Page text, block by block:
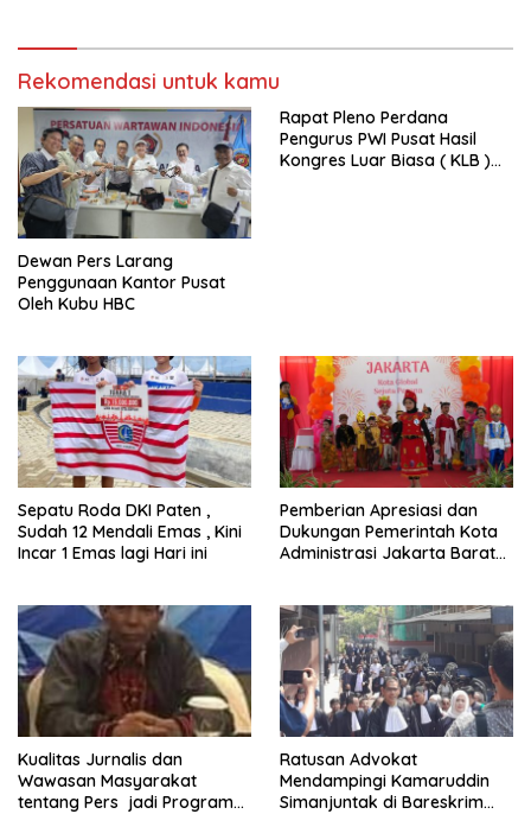
Rekomendasi untuk kamu
Dewan Pers Larang
Penggunaan Kantor Pusat
Oleh Kubu HBC
Rapat Pleno Perdana
Pengurus PWI Pusat Hasil
Kongres Luar Biasa ( KLB )
Sepatu Roda DKI Paten ,
Sudah 12 Mendali Emas , Kini
Incar 1 Emas lagi Hari ini
Pemberian Apresiasi dan
Dukungan Pemerintah Kota
Administrasi Jakarta Barat
Jelajah Sahabat Perempuan
dan Anak ( SAPA )
Kualitas Jurnalis dan
Wawasan Masyarakat
tentang Pers jadi Program
Ratusan Advokat
Mendampingi Kamaruddin
Simanjuntak di Bareskrim